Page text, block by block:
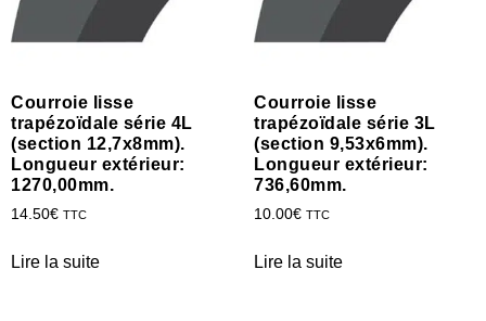
Courroie lisse
trapézoïdale série 4L
(section 12,7x8mm).
Longueur extérieur:
1270,00mm.
14.50€ TTC
Lire la suite
Courroie lisse
trapézoïdale série 3L
(section 9,53x6mm).
Longueur extérieur:
736,60mm.
10.00€ TTC
Lire la suite